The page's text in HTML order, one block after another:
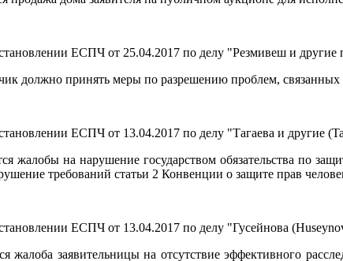
ЕСПЧ от 25.04.2017 по делу "Резмивеш и другие
должно принять меры по разрешению проблем,
ЕСПЧ от 13.04.2017 по делу "Тагаева и другие
жалобы на нарушение государством обязательства по
требований статьи 2 Конвенции о защите прав
ЕСПЧ от 13.04.2017 по делу "Гусейнова
жалоба заявительницы на отсутствие эффективного